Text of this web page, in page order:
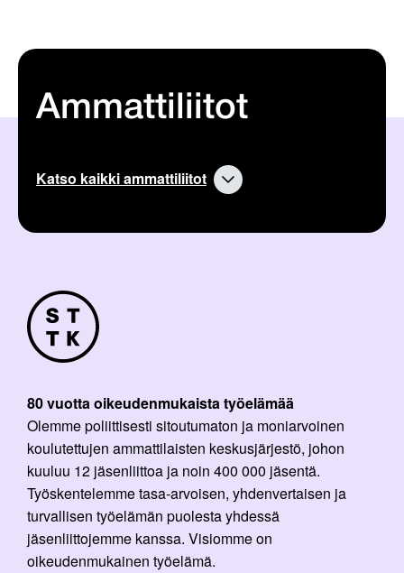
Ammattiliitot
Katso kaikki ammattiliitot
80 vuotta oikeudenmukaista työelämää
Olemme poliittisesti sitoutumaton ja moniarvoinen
koulutettujen ammattilaisten keskusjärjestö, johon
kuuluu 12 jäsenliittoa ja noin 400 000 jäsentä.
Työskentelemme tasa-arvoisen, yhdenvertaisen ja
turvallisen työelämän puolesta yhdessä
jäsenliittojemme kanssa. Visiomme on
oikeudenmukainen työelämä.